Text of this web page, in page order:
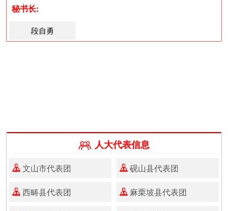
秘书长:
段自勇
 人大代表信息
 文山市代表团  砚山县代表团
 西畴县代表团  麻栗坡县代表团